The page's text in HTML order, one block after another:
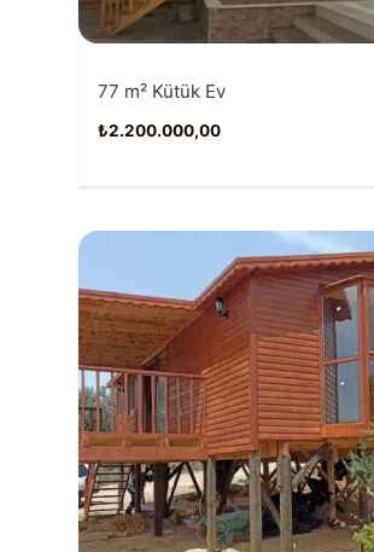
77 m² Kütük Ev
₺2.200.000,00